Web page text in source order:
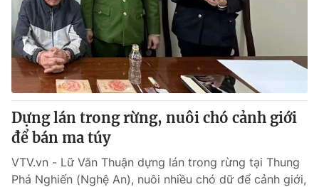
Dựng lán trong rừng, nuôi chó cảnh giới
để bán ma túy
VTV.vn - Lữ Văn Thuận dựng lán trong rừng tại Thung
Phá Nghiến (Nghệ An), nuôi nhiều chó dữ để cảnh giới,